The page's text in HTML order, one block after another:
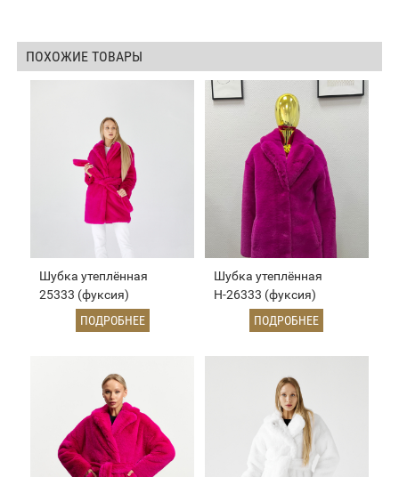
ПОХОЖИЕ ТОВАРЫ
Шубка утеплённая
25333 (фуксия)
ПОДРОБНЕЕ
Шубка утеплённая
Н-26333 (фуксия)
ПОДРОБНЕЕ